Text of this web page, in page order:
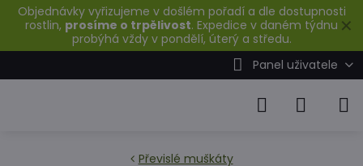
✕
Objednávky vyřizujeme v došlém pořadí a dle dostupnosti
rostlin, prosíme o trpělivost. Expedice v daném týdnu
probýhá vždy v pondělí, úterý a středu.
Panel uživatele
Převislé muškáty